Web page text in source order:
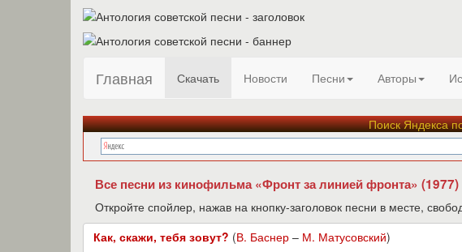
Главная Скачать Новости Песни Авторы
Поиск Яндекса
Все песни из кинофильма «Фронт за линией фронта» (1977)
Откройте спойлер, нажав на кнопку-заголовок песни в месте,
Как, скажи, тебя зовут? (В. Баснер – М. Матусовский)